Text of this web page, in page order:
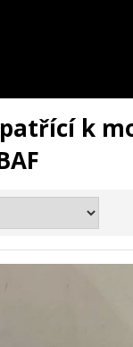
se může dodání
Děkujeme za
k